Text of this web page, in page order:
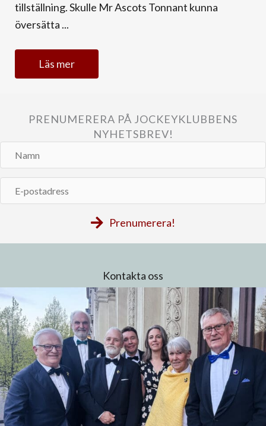
tillställning. Skulle Mr Ascots Tonnant kunna
översätta ...
Läs mer
PRENUMERERA PÅ JOCKEYKLUBBENS
NYHETSBREV!
Namn
postadress
Prenumerera!
Kontakta oss